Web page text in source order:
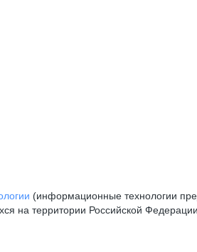
(информационные технологии
на территории Российской